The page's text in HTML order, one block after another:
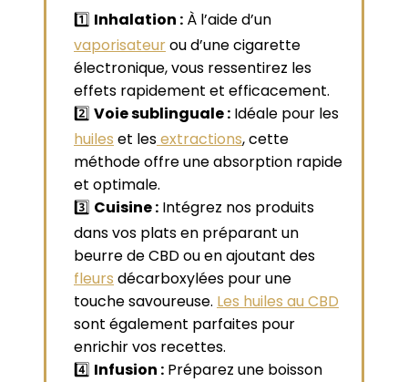
1️⃣ Inhalation : À l’aide d’un
vaporisateurou d’une cigarette
électronique, vous ressentirez les
effets rapidement et efficacement.
2️⃣ Voie sublinguale : Idéale pour les
huiles et lesextractions, cette
méthode offre une absorption rapide
et optimale.
3️⃣ Cuisine : Intégrez nos produits
dans vos plats en préparant un
beurre de CBD ou en ajoutant des
fleurs décarboxylées pour une
touche savoureuse. Les huiles au CBD
sont également parfaites pour
enrichir vos recettes.
4️⃣ Infusion : Préparez une boisson